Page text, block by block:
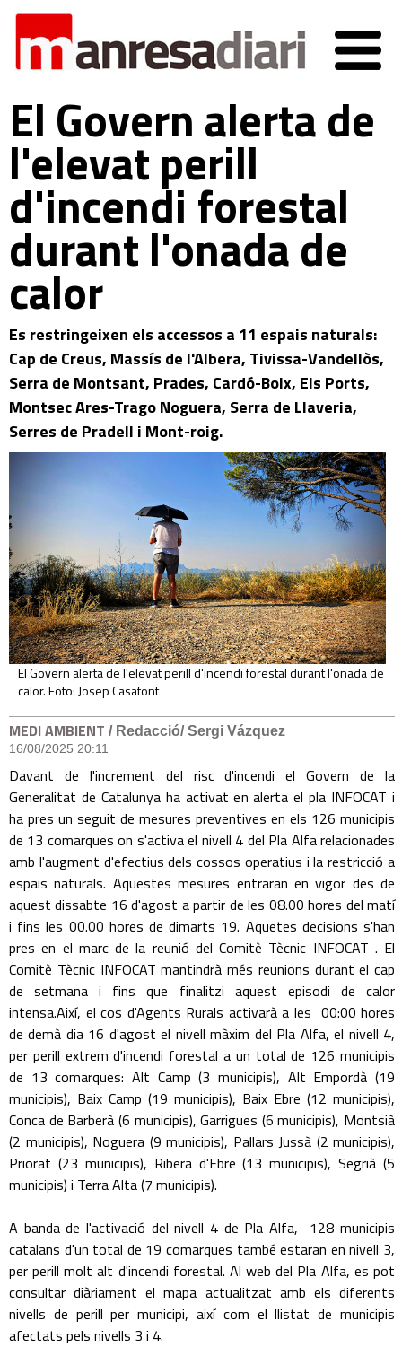
El Govern alerta de
l'elevat perill
d'incendi forestal
durant l'onada de
calor
Es restringeixen els accessos a 11 espais naturals:
Cap de Creus, Massís de l'Albera, Tivissa-Vandellòs,
Serra de Montsant, Prades, Cardó-Boix, Els Ports,
Montsec Ares-Trago Noguera, Serra de Llaveria,
Serres de Pradell i Mont-roig.
El Govern alerta de l'elevat perill d'incendi forestal durant l'onada de
calor. Foto: Josep Casafont
MEDI AMBIENT / Redacció/ Sergi Vázquez
16/08/2025 20:11
Davant de l'increment del risc d'incendi el Govern de la
Generalitat de Catalunya ha activat en alerta el pla INFOCAT i
ha pres un seguit de mesures preventives en els 126 municipis
de 13 comarques on s'activa el nivell 4 del Pla Alfa relacionades
amb l'augment d'efectius dels cossos operatius i la restricció a
espais naturals. Aquestes mesures entraran en vigor des de
aquest dissabte 16 d'agost a partir de les 08.00 hores del matí
i fins les 00.00 hores de dimarts 19. Aquetes decisions s'han
pres en el marc de la reunió del Comitè Tècnic INFOCAT . El
Comitè Tècnic INFOCAT mantindrà més reunions durant el cap
de setmana i fins que finalitzi aquest episodi de calor
intensa.Així, el cos d'Agents Rurals activarà a les 00:00 hores
de demà dia 16 d'agost el nivell màxim del Pla Alfa, el nivell 4,
per perill extrem d'incendi forestal a un total de 126 municipis
de 13 comarques: Alt Camp (3 municipis), Alt Empordà (19
municipis), Baix Camp (19 municipis), Baix Ebre (12 municipis),
Conca de Barberà (6 municipis), Garrigues (6 municipis), Montsià
(2 municipis), Noguera (9 municipis), Pallars Jussà (2 municipis),
Priorat (23 municipis), Ribera d'Ebre (13 municipis), Segrià (5
municipis) i Terra Alta (7 municipis).
A banda de l'activació del nivell 4 de Pla Alfa, 128 municipis
catalans d'un total de 19 comarques també estaran en nivell 3,
per perill molt alt d'incendi forestal. Al web del Pla Alfa, es pot
consultar diàriament el mapa actualitzat amb els diferents
nivells de perill per municipi, així com el llistat de municipis
afectats pels nivells 3 i 4.